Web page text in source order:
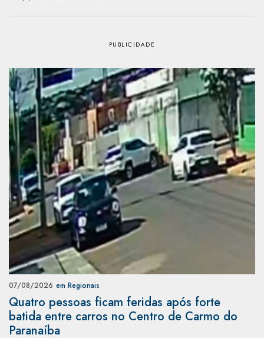
07/08/2026 em Regionais
Quatro pessoas ficam feridas após forte
batida entre carros no Centro de Carmo do
Paranaíba